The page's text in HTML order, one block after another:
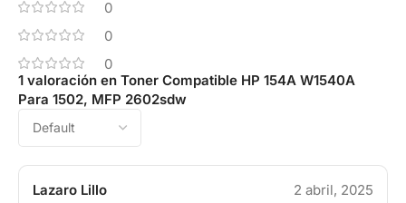
0
0
0
1 valoración en Toner Compatible HP 154A W1540A
Para 1502, MFP 2602sdw
Lazaro Lillo 2 abril, 2025